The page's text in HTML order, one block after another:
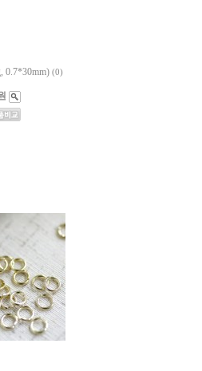
0.7*30mm) (0)